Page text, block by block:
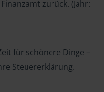
zurück. (Jahr:
für schönere Dinge –
Steuererklärung.